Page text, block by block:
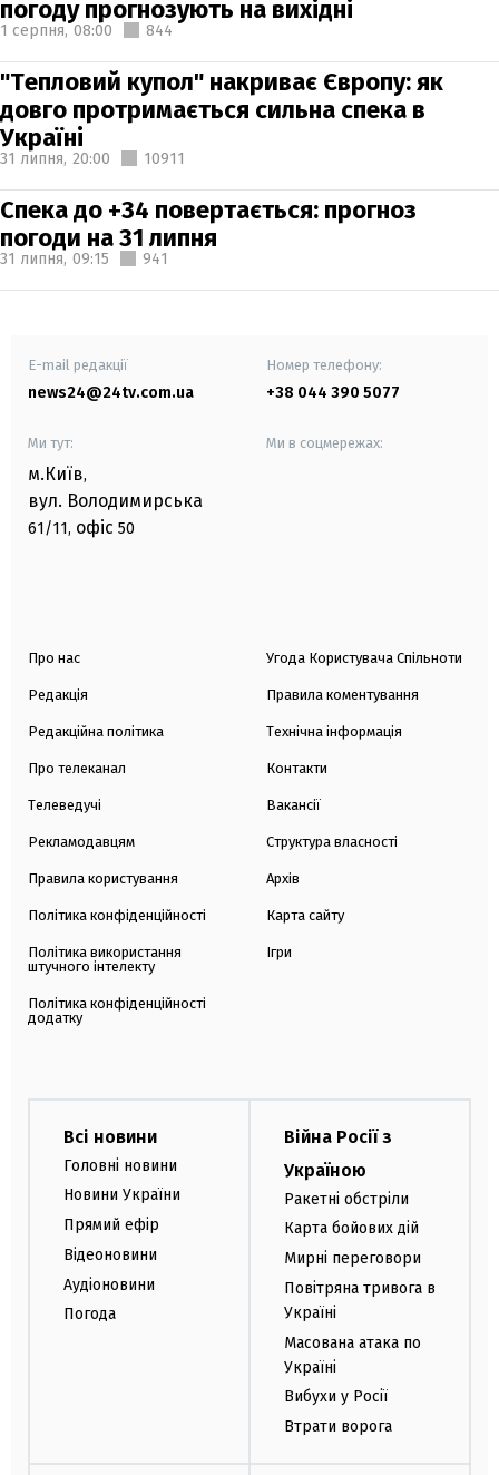
погоду прогнозують на вихідні
1 серпня, 08:00 844
"Тепловий купол" накриває Європу: як
довго протримається сильна спека в
Україні
31 липня, 20:00 10911
Спека до +34 повертається: прогноз
погоди на 31 липня
31 липня, 09:15 941
E-mail редакції
news24@24tv.com.ua
Номер телефону:
+38 044 390 5077
Ми тут:
м.Київ,
вул. Володимирська
61/11, офіс 50
Ми в соцмережах:
Про нас
Редакція
Редакційна політика
Про телеканал
Телеведучі
Рекламодавцям
Правила користування
Політика конфіденційності
Політика використання
штучного інтелекту
Політика конфіденційності
додатку
Угода Користувача Спільноти
Правила коментування
Технічна інформація
Контакти
Вакансії
Структура власності
Архів
Карта сайту
Ігри
Всі новини
Головні новини
Новини України
Прямий ефір
Відеоновини
Аудіоновини
Погода
Війна Росії з
Україною
Ракетні обстріли
Карта бойових дій
Мирні переговори
Повітряна тривога в
Україні
Масована атака по
Україні
Вибухи у Росії
Втрати ворога